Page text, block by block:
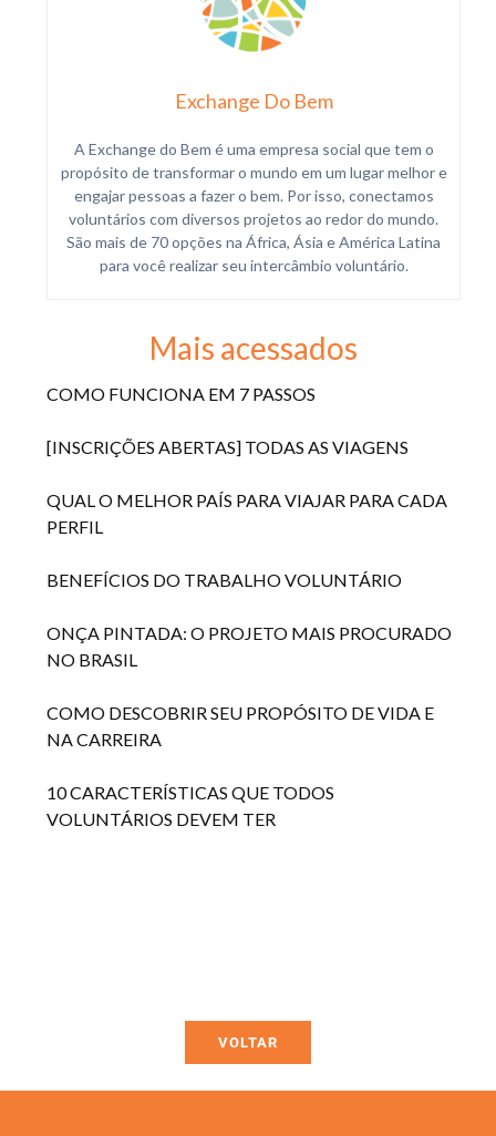
Exchange Do Bem
A Exchange do Bem é uma empresa social que tem o
propósito de transformar o mundo em um lugar melhor e
engajar pessoas a fazer o bem. Por isso, conectamos
voluntários com diversos projetos ao redor do mundo.
São mais de 70 opções na África, Ásia e América Latina
para você realizar seu intercâmbio voluntário.
Mais acessados
COMO FUNCIONA EM 7 PASSOS
[INSCRIÇÕES ABERTAS] TODAS AS VIAGENS
QUAL O MELHOR PAÍS PARA VIAJAR PARA CADA
PERFIL
BENEFÍCIOS DO TRABALHO VOLUNTÁRIO
ONÇA PINTADA: O PROJETO MAIS PROCURADO
NO BRASIL
COMO DESCOBRIR SEU PROPÓSITO DE VIDA E
NA CARREIRA
10 CARACTERÍSTICAS QUE TODOS
VOLUNTÁRIOS DEVEM TER
VOLTAR